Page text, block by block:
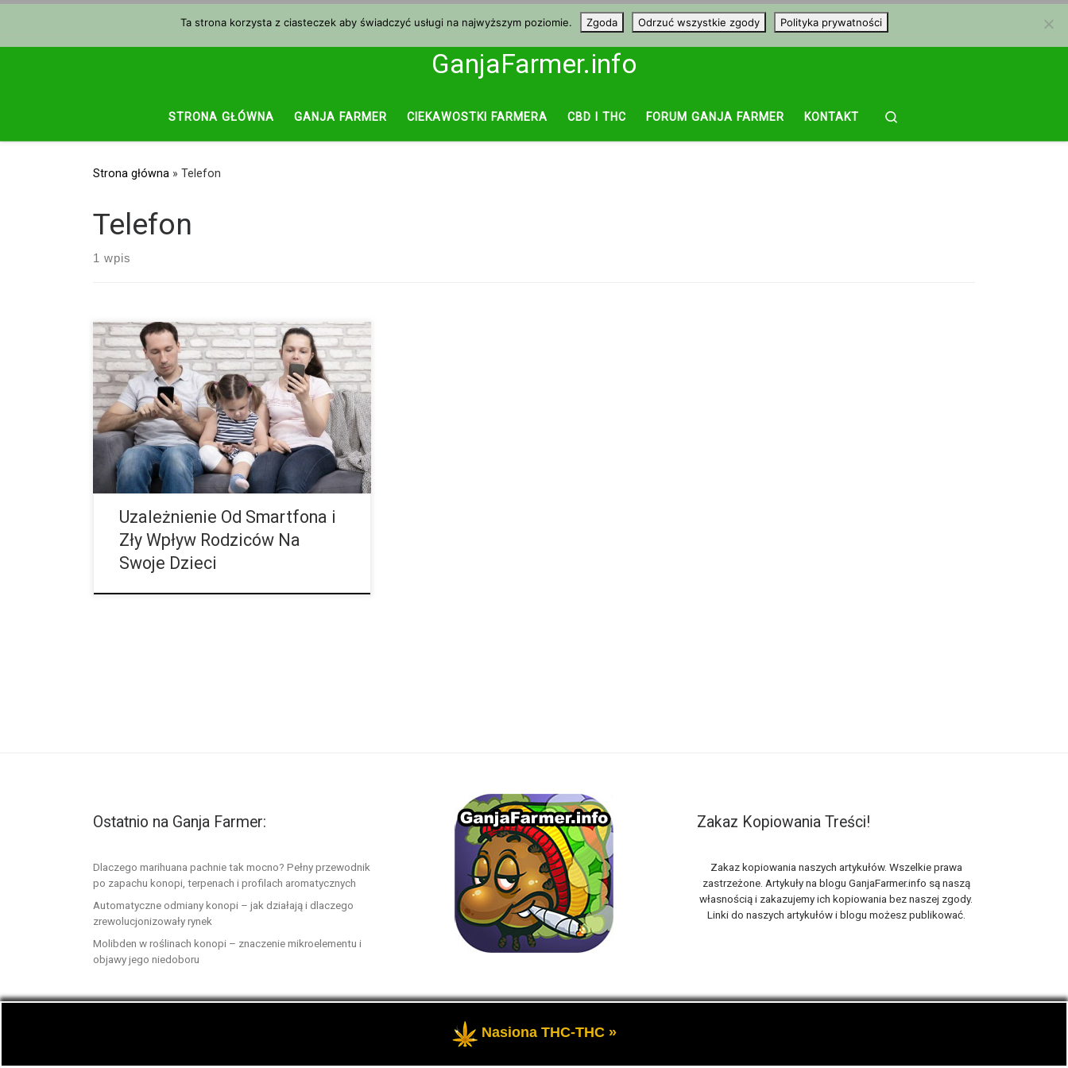
GanjaFarmer.info
STRONA GŁÓWNA GANJA FARMER CIEKAWOSTKI FARMERA CBD I THC FORUM GANJA FARMER KONTAKT
Strona główna » Telefon
Telefon
1 wpis
Uwaga na „Smombie”! Jeśli rodzice ciągle gapią się
w swój telefon, to ich dzieci zazwyczaj robią to
samo, co sugerują badania z Korei Południowej.
Lekko pochylona głowa i wzrok skierowany w mały
ekran. Jeśli ludzie jak zahipnotyzowani spoglądają
na swój smartfon i niemalże nie zauważają swojego
otoczenia, to żartobliwie nazywamy ich „smombie”.
Jest to połączenie słów „smartphone” i „zombie”.
Sile […]
Uzależnienie Od Smartfona i
Zły Wpływ Rodziców Na
Swoje Dzieci
Ostatnio na Ganja Farmer:
Dlaczego marihuana pachnie tak mocno? Pełny przewodnik
po zapachu konopi, terpenach i profilach aromatycznych
Automatyczne odmiany konopi – jak działają i dlaczego
zrewolucjonizowały rynek
Molibden w roślinach konopi – znaczenie mikroelementu i
objawy jego niedoboru
Zakaz Kopiowania Treści!
Zakaz kopiowania naszych artykułów. Wszelkie prawa
zastrzeżone. Artykuły na blogu GanjaFarmer.info są naszą
własnością i zakazujemy ich kopiowania bez naszej zgody.
Linki do naszych artykułów i blogu możesz publikować.
- Marihuana THC i rośliny konopi oraz cannabis CBD, to tematyka blogu konopnego Ganja Farmer.
Ta strona korzysta z ciasteczek aby świadczyć usługi na najwyższym poziomie. Zgoda Odrzuć wszystkie zgody Polityka prywatności
Nasiona THC-THC »